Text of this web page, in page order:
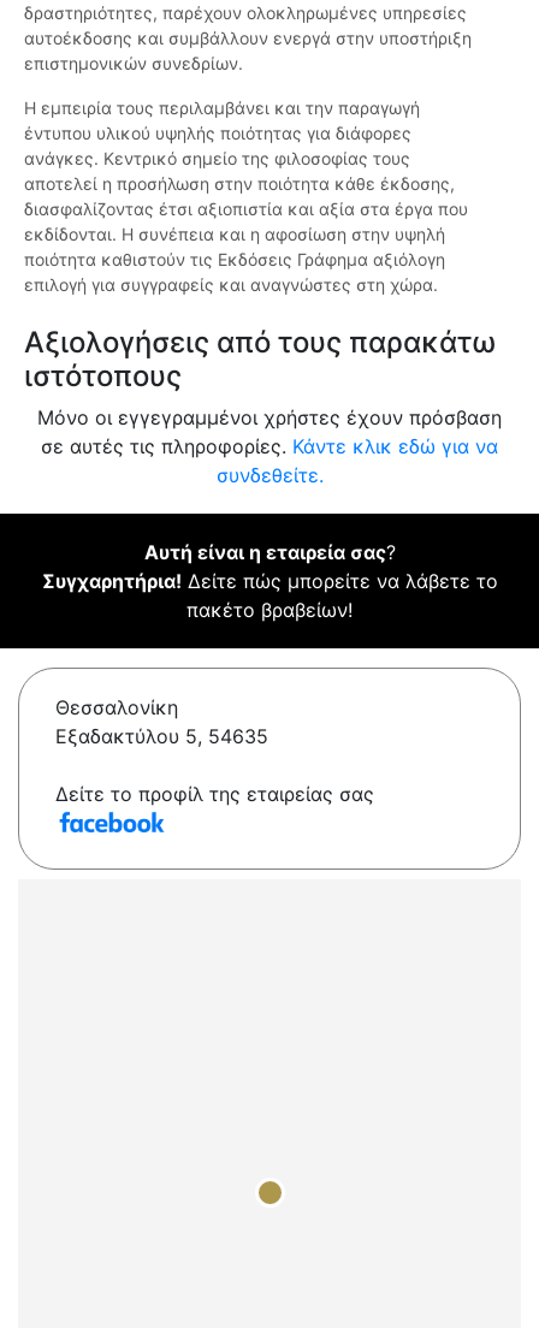
δραστηριότητες, παρέχουν ολοκληρωμένες υπηρεσίες
αυτοέκδοσης και συμβάλλουν ενεργά στην υποστήριξη
επιστημονικών συνεδρίων.
Η εμπειρία τους περιλαμβάνει και την παραγωγή
έντυπου υλικού υψηλής ποιότητας για διάφορες
ανάγκες. Κεντρικό σημείο της φιλοσοφίας τους
αποτελεί η προσήλωση στην ποιότητα κάθε έκδοσης,
διασφαλίζοντας έτσι αξιοπιστία και αξία στα έργα που
εκδίδονται. Η συνέπεια και η αφοσίωση στην υψηλή
ποιότητα καθιστούν τις Εκδόσεις Γράφημα αξιόλογη
επιλογή για συγγραφείς και αναγνώστες στη χώρα.
Αξιολογήσεις από τους παρακάτω
ιστότοπους
Μόνο οι εγγεγραμμένοι χρήστες έχουν πρόσβαση
σε αυτές τις πληροφορίες. Κάντε κλικ εδώ για να
συνδεθείτε.
Αυτή είναι η εταιρεία σας?
Συγχαρητήρια! Δείτε πώς μπορείτε να λάβετε το
πακέτο βραβείων!
Θεσσαλονίκη
Εξαδακτύλου 5, 54635
Δείτε το προφίλ της εταιρείας σας